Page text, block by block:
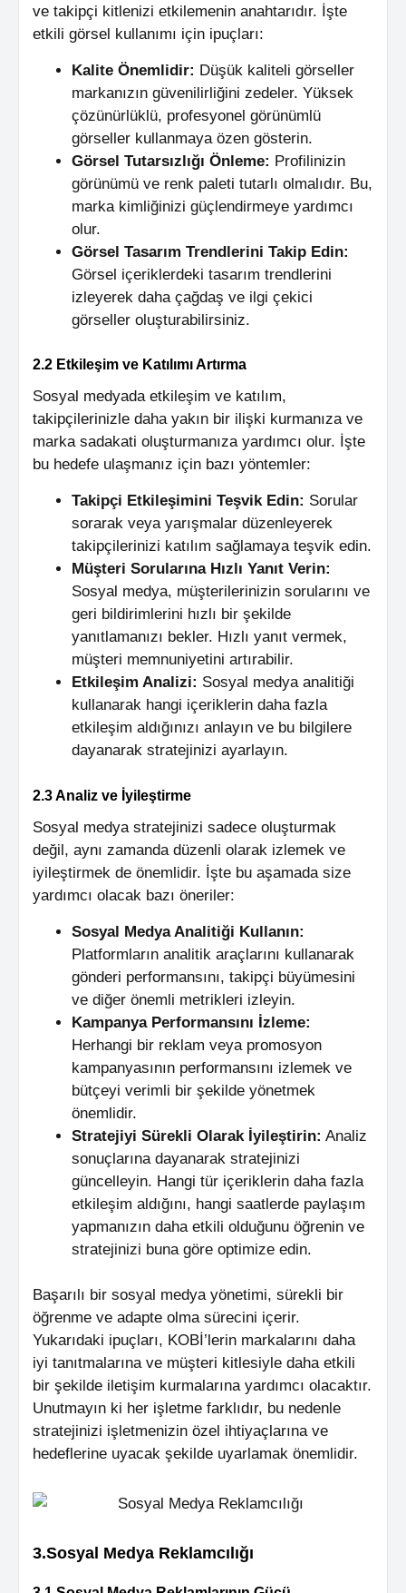
ve takipçi kitlenizi etkilemenin anahtarıdır. İşte
etkili görsel kullanımı için ipuçları:
Kalite Önemlidir: Düşük kaliteli görseller
markanızın güvenilirliğini zedeler. Yüksek
çözünürlüklü, profesyonel görünümlü
görseller kullanmaya özen gösterin.
Görsel Tutarsızlığı Önleme: Profilinizin
görünümü ve renk paleti tutarlı olmalıdır. Bu,
marka kimliğinizi güçlendirmeye yardımcı
olur.
Görsel Tasarım Trendlerini Takip Edin:
Görsel içeriklerdeki tasarım trendlerini
izleyerek daha çağdaş ve ilgi çekici
görseller oluşturabilirsiniz.
2.2 Etkileşim ve Katılımı Artırma
Sosyal medyada etkileşim ve katılım,
takipçilerinizle daha yakın bir ilişki kurmanıza ve
marka sadakati oluşturmanıza yardımcı olur. İşte
bu hedefe ulaşmanız için bazı yöntemler:
Takipçi Etkileşimini Teşvik Edin: Sorular
sorarak veya yarışmalar düzenleyerek
takipçilerinizi katılım sağlamaya teşvik edin.
Müşteri Sorularına Hızlı Yanıt Verin:
Sosyal medya, müşterilerinizin sorularını ve
geri bildirimlerini hızlı bir şekilde
yanıtlamanızı bekler. Hızlı yanıt vermek,
müşteri memnuniyetini artırabilir.
Etkileşim Analizi: Sosyal medya analitiği
kullanarak hangi içeriklerin daha fazla
etkileşim aldığınızı anlayın ve bu bilgilere
dayanarak stratejinizi ayarlayın.
2.3 Analiz ve İyileştirme
Sosyal medya stratejinizi sadece oluşturmak
değil, aynı zamanda düzenli olarak izlemek ve
iyileştirmek de önemlidir. İşte bu aşamada size
yardımcı olacak bazı öneriler:
Sosyal Medya Analitiği Kullanın:
Platformların analitik araçlarını kullanarak
gönderi performansını, takipçi büyümesini
ve diğer önemli metrikleri izleyin.
Kampanya Performansını İzleme:
Herhangi bir reklam veya promosyon
kampanyasının performansını izlemek ve
bütçeyi verimli bir şekilde yönetmek
önemlidir.
Stratejiyi Sürekli Olarak İyileştirin: Analiz
sonuçlarına dayanarak stratejinizi
güncelleyin. Hangi tür içeriklerin daha fazla
etkileşim aldığını, hangi saatlerde paylaşım
yapmanızın daha etkili olduğunu öğrenin ve
stratejinizi buna göre optimize edin.
Başarılı bir sosyal medya yönetimi, sürekli bir
öğrenme ve adapte olma sürecini içerir.
Yukarıdaki ipuçları, KOBİ’lerin markalarını daha
iyi tanıtmalarına ve müşteri kitlesiyle daha etkili
bir şekilde iletişim kurmalarına yardımcı olacaktır.
Unutmayın ki her işletme farklıdır, bu nedenle
stratejinizi işletmenizin özel ihtiyaçlarına ve
hedeflerine uyacak şekilde uyarlamak önemlidir.
3.Sosyal Medya Reklamcılığı